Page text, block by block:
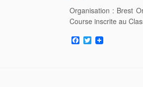
Organisation : Brest
Course inscrite au
F
a
T
w